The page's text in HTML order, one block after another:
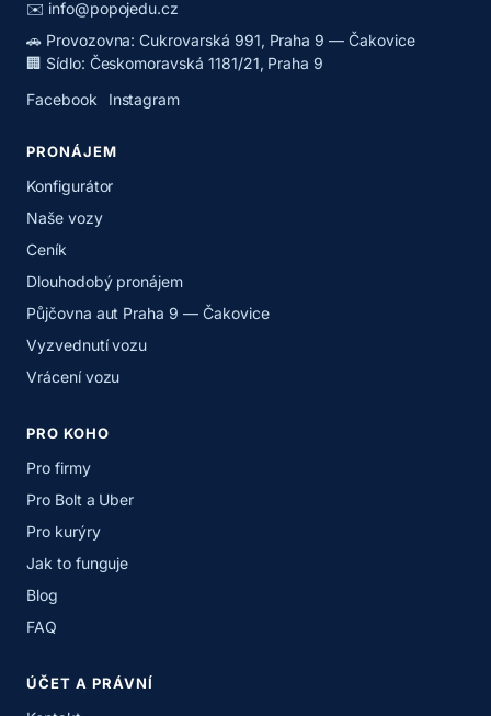
✉️ info@popojedu.cz
🚗 Provozovna: Cukrovarská 991, Praha 9 — Čakovice
🏢 Sídlo: Českomoravská 1181/21, Praha 9
Facebook
Instagram
PRONÁJEM
Konfigurátor
Naše vozy
Ceník
Dlouhodobý pronájem
Půjčovna aut Praha 9 — Čakovice
Vyzvednutí vozu
Vrácení vozu
PRO KOHO
Pro firmy
Pro Bolt a Uber
Pro kurýry
Jak to funguje
Blog
FAQ
ÚČET A PRÁVNÍ